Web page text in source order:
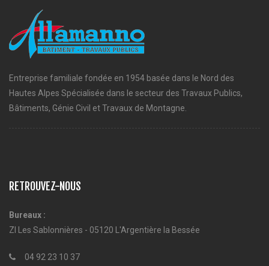
Entreprise familiale fondée en 1954 basée dans le Nord des
Hautes Alpes Spécialisée dans le secteur des Travaux Publics,
Bâtiments, Génie Civil et Travaux de Montagne.
RETROUVEZ-NOUS
Bureaux :
ZI Les Sablonnières - 05120 L'Argentière la Bessée
04 92 23 10 37